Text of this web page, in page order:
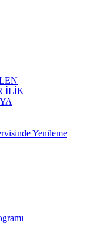
İLİK
Yenileme